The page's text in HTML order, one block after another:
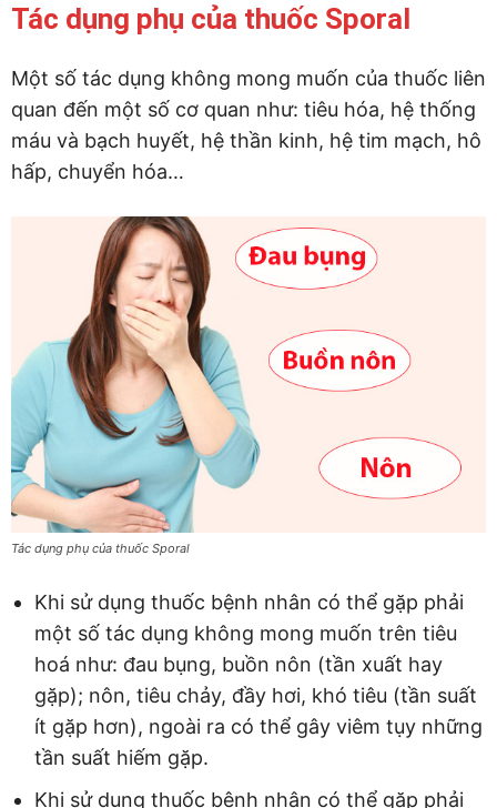
Tác dụng phụ của thuốc Sporal
Một số tác dụng không mong muốn của thuốc liên
quan đến một số cơ quan như: tiêu hóa, hệ thống
máu và bạch huyết, hệ thần kinh, hệ tim mạch, hô
hấp, chuyển hóa…
Tác dụng phụ của thuốc Sporal
Khi sử dụng thuốc bệnh nhân có thể gặp phải
một số tác dụng không mong muốn trên tiêu
hoá như: đau bụng, buồn nôn (tần xuất hay
gặp); nôn, tiêu chảy, đầy hơi, khó tiêu (tần suất
ít gặp hơn), ngoài ra có thể gây viêm tụy những
tần suất hiếm gặp.
Khi sử dụng thuốc bệnh nhân có thể gặp phải